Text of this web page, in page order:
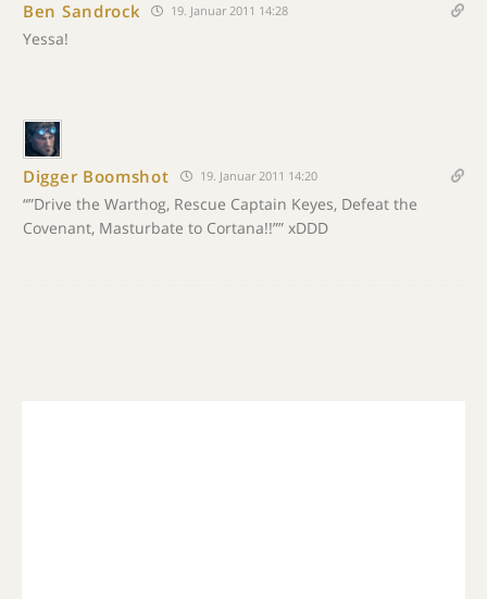
Ben Sandrock 19. Januar 2011 14:28
Yessa!
Digger Boomshot 19. Januar 2011 14:20
“”Drive the Warthog, Rescue Captain Keyes, Defeat the
Covenant, Masturbate to Cortana!!”” xDDD